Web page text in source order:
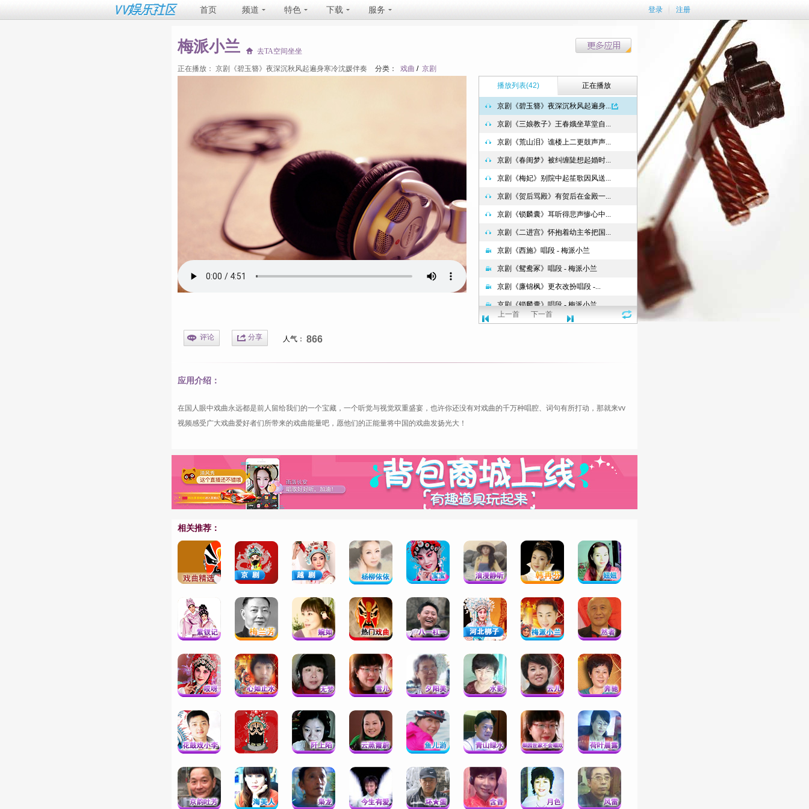
首页 频道 特色 下载 服务 登录 注册
梅派小兰 去TA空间坐坐
正在播放： 京剧《碧玉簪》夜深沉秋风起遍身寒冷沈媛伴奏 分类： 戏曲 / 京剧
播放列表(42) 正在播放
上一首 下一首
评论 分享 人气： 866
应用介绍：
在国人眼中戏曲永远都是前人留给我们的一个宝藏，一个听觉与视觉双重盛宴，也许你还没有对戏曲的千万种唱腔、词句有所打动，那就来vv
视频感受广大戏曲爱好者们所带来的戏曲能量吧，愿他们的正能量将中国的戏曲发扬光大！
相关推荐：